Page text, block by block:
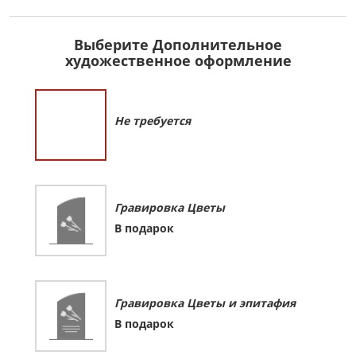
Выберите Дополнительное
художественное оформление
Не требуется
Гравировка Цветы
В подарок
Гравировка Цветы и эпитафия
В подарок